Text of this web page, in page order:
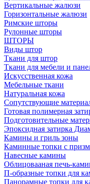
Вертикальные жалюзи
Горизонтальные жалюзи
Римские шторы
Рулонные шторы
ШТОРЫ
Виды штор
Ткани для штор
Ткани для мебели и
Искусственная кожа
Мебельные ткани
Натуральная кожа
Сопутствующие
Готовая полимерная
Подготовительные
Эпоксидная затирка
Камины и гриль зоны
Каминные топки с
Навесные камины
Облицовааная печь-
П-образные топки для
Панорамные топки для